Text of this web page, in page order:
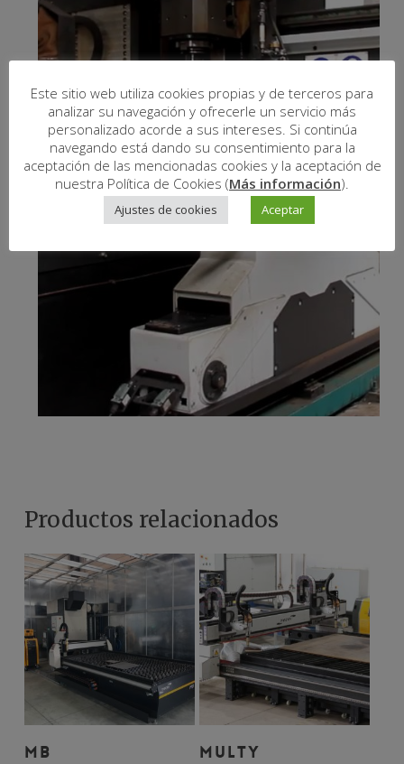
Productos relacionados
MB Leer Más
MULTY
Este sitio web utiliza cookies propias y de terceros para
analizar su navegación y ofrecerle un servicio más
personalizado acorde a sus intereses. Si continúa
navegando está dando su consentimiento para la
aceptación de las mencionadas cookies y la aceptación de
nuestra Política de Cookies (Más información).
Ajustes de cookies Aceptar